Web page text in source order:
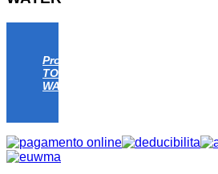
Progetto
TOMATO
WATER